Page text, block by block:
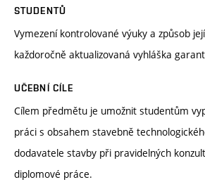
STUDENTŮ
Vymezení kontrolované výuky a způsob
každoročně aktualizovaná vyhláška
UČEBNÍ CÍLE
Cílem předmětu je umožnit studentům
práci s obsahem stavebně
dodavatele stavby při pravidelných
diplomové práce.